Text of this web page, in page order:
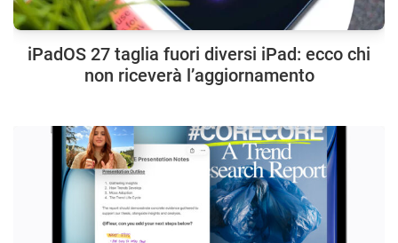
iPadOS 27 taglia fuori diversi iPad: ecco chi
non riceverà l’aggiornamento